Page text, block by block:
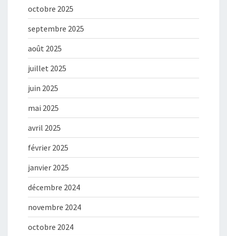
octobre 2025
septembre 2025
août 2025
juillet 2025
juin 2025
mai 2025
avril 2025
février 2025
janvier 2025
décembre 2024
novembre 2024
octobre 2024